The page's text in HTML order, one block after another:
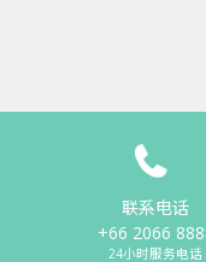
联系电话
+66 2066
24小时服务电话